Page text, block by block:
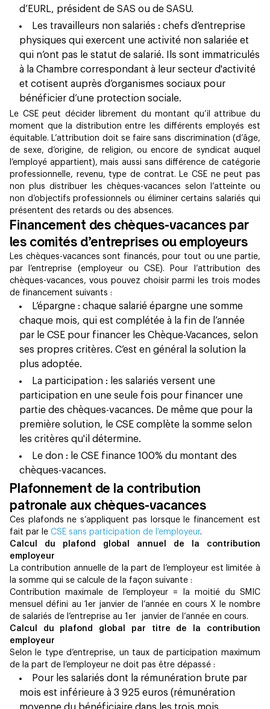
d’EURL, président de SAS ou de SASU.
Les travailleurs non salariés : chefs d’entreprise
physiques qui exercent une activité non salariée et
qui n’ont pas le statut de salarié. Ils sont immatriculés
à la Chambre correspondant à leur secteur d'activité
et cotisent auprès d’organismes sociaux pour
bénéficier d’une protection sociale.
Le CSE peut décider librement du montant qu’il attribue du
moment que la distribution entre les différents employés est
équitable. L’attribution doit se faire sans discrimination (d’âge,
de sexe, d’origine, de religion, ou encore de syndicat auquel
l’employé appartient), mais aussi sans différence de catégorie
professionnelle, revenu, type de contrat. Le CSE ne peut pas
non plus distribuer les chèques-vacances selon l’atteinte ou
non d’objectifs professionnels ou éliminer certains salariés qui
présentent des retards ou des absences.
Financement des chèques-vacances par
les comités d’entreprises ou employeurs
Les chèques-vacances sont financés, pour tout ou une partie,
par l’entreprise (employeur ou CSE). Pour l’attribution des
chèques-vacances, vous pouvez choisir parmi les trois modes
de financement suivants :
L’épargne : chaque salarié épargne une somme
chaque mois, qui est complétée à la fin de l’année
par le CSE pour financer les Chèque-Vacances, selon
ses propres critères. C’est en général la solution la
plus adoptée.
La participation : les salariés versent une
participation en une seule fois pour financer une
partie des chèques-vacances. De même que pour la
première solution, le CSE complète la somme selon
les critères qu'il détermine.
Le don : le CSE finance 100% du montant des
chèques-vacances.
Plafonnement de la contribution
patronale aux chèques-vacances
Ces plafonds ne s’appliquent pas lorsque le financement est
fait par le CSE sans participation de l’employeur.
Calcul du plafond global annuel de la contribution
employeur
La contribution annuelle de la part de l’employeur est limitée à
la somme qui se calcule de la façon suivante :
Contribution maximale de l’employeur = la moitié du SMIC
mensuel défini au 1er janvier de l’année en cours X le nombre
de salariés de l’entreprise au 1er janvier de l’année en cours.
Calcul du plafond global par titre de la contribution
employeur
Selon le type d’entreprise, un taux de participation maximum
de la part de l’employeur ne doit pas être dépassé :
Pour les salariés dont la rémunération brute par
mois est inférieure à 3 925 euros (rémunération
moyenne du bénéficiaire dans les trois mois